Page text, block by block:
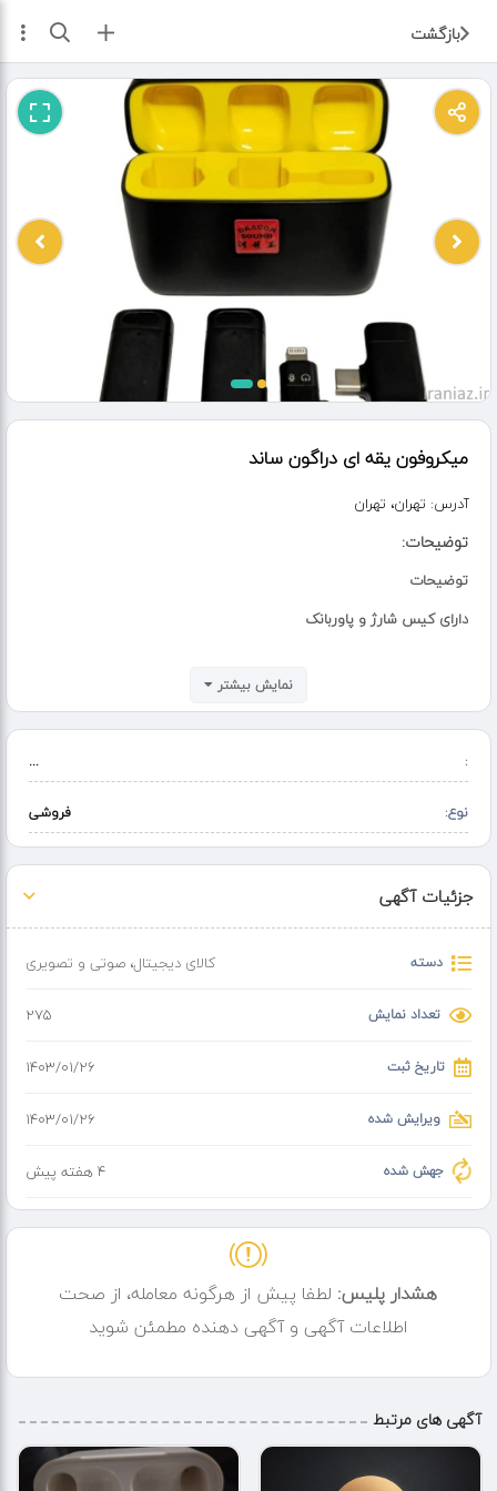
بازگشت ثبت آگهی
میکروفون یقه ای دراگون ساند
آدرس: تهران، تهران
توضیحات:
توضیحات
دارای کیس شارژ و پاوربانک
دارای فیبر داخلی و نویز کنسلینگ فعال
قابل اتصال به type-c و lightning
نمایش بیشتر
:
...
نوع: فروشی
جزئیات آگهی
دسته کالای دیجیتال،صوتی و تصویری
تعداد نمایش 275
تاریخ ثبت ۱۴۰۳/۰۱/۲۶
ویرایش شده ۱۴۰۳/۰۱/۲۶
جهش شده 4 هفته پیش
هشدار پلیس: لطفا پیش از هرگونه معامله، از صحت
اطلاعات آگهی و آگهی دهنده مطمئن شوید
آگهی های مرتبط